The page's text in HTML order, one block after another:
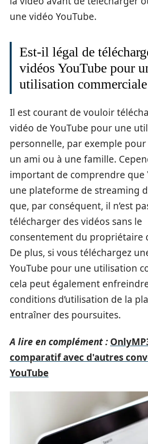
une vidéo YouTube.
Est-il légal de
vidéos YouTube pour
utilisation
Il est courant de vouloir
vidéo de YouTube pour une
personnelle, par exemple
un ami ou à une famille.
important de comprendre que
une plateforme de streaming
que, par conséquent, il n’est
télécharger des vidéos sans le
consentement du propriétaire
De plus, si vous téléchargez
YouTube pour une utilisation
cela peut également
conditions d’utilisation de la
entraîner des poursuites.
A lire en complément :
comparatif avec d'autres
YouTube